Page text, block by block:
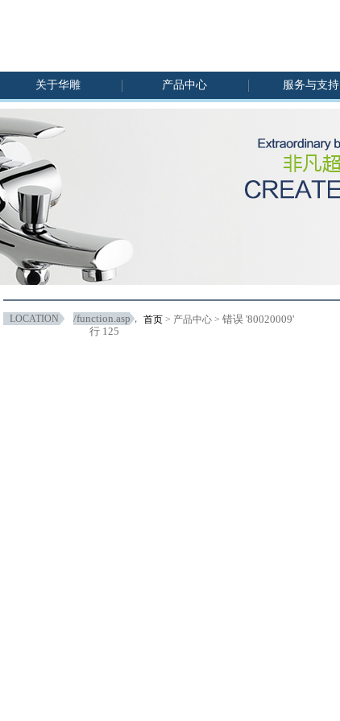
关于华雕 产品中心 服务与支持
LOCATION 首页 > 产品中心 > 错误 '80020009'
/function.asp，
行 125